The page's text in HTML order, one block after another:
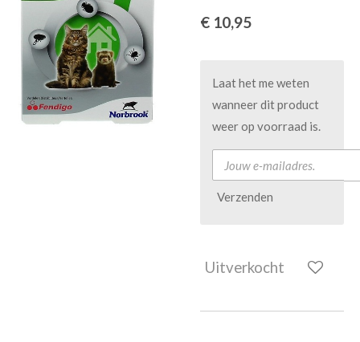
€ 10,95
Laat het me weten
wanneer dit product
weer op voorraad is.
Verzenden
Uitverkocht